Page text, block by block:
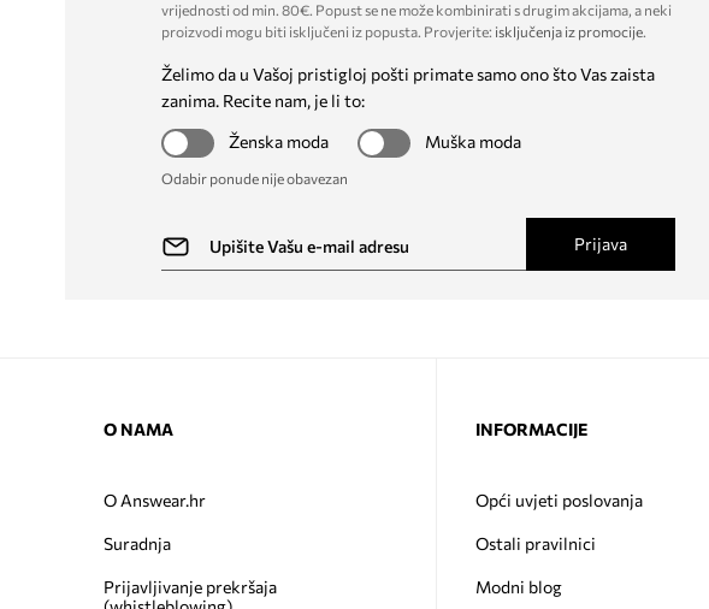
vrijednosti od min. 80€. Popust se ne može kombinirati s drugim akcijama, a neki
proizvodi mogu biti isključeni iz popusta. Provjerite: isključenja iz promocije.
Želimo da u Vašoj pristigloj pošti primate samo ono što Vas zaista
zanima. Recite nam, je li to:
Ženska moda
Muška moda
Odabir ponude nije obavezan
Prijava
O NAMA
O Answear.hr
Suradnja
Prijavljivanje prekršaja
INFORMACIJE
Opći uvjeti poslovanja
Ostali pravilnici
Modni blog